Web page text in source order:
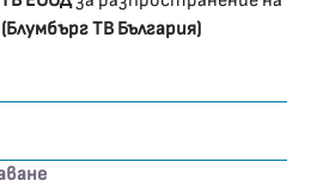
ТВ България)